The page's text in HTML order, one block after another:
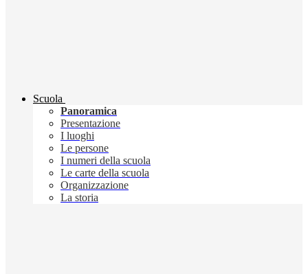
Scuola
Panoramica
Presentazione
I luoghi
Le persone
I numeri della scuola
Le carte della scuola
Organizzazione
La storia